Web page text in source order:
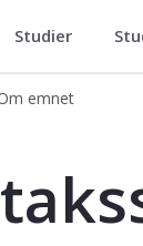
Studier
emnet
-